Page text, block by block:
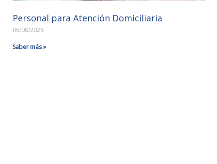
Personal para Atención Domiciliaria
06/08/2026
Saber más »